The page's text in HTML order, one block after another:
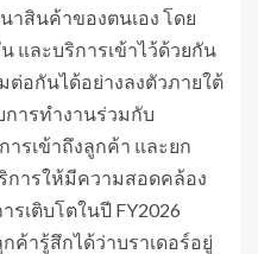
สินค้าของตนเอง โดย
และบริการเข้าไว้ด้วยกัน
อกันได้อย่างลงตัวภายใต้
ารทำงานร่วมกับ
รเข้าถึงลูกค้า และยก
การให้มีความสอดคล้อง
เติบโตในปี FY2026
กค้ารู้สึกได้ว่าบราเดอร์อยู่